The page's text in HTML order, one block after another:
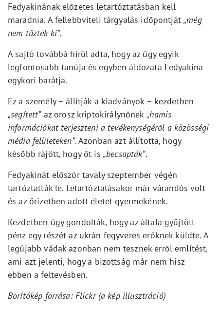
Fedyakinának előzetes letartóztatásban kell
maradnia. A fellebbviteli tárgyalás időpontját„még
nem tűzték ki”.
A sajtó továbbá hírül adta, hogy az ügy egyik
legfontosabb tanúja és egyben áldozata Fedyakina
egykori barátja.
Ez a személy – állítják a kiadványok – kezdetben
„segített”az orosz kriptokirálynőnek „hamis
információkat terjeszteni a tevékenységéről a közösségi
média felületeken”. Azonban azt állította, hogy
később rájött, hogy őt is „becsapták”.
Fedyakinát először tavaly szeptember végén
tartóztatták le. Letartóztatásakor már várandós volt
és az őrizetben adott életet gyermekének.
Kezdetben úgy gondolták, hogy az általa gyűjtött
pénz egy részét az ukrán fegyveres erőknek küldte. A
legújabb vádak azonban nem tesznek erről említést,
ami azt jelenti, hogy a bizottság már nem hisz
ebben a feltevésben.
Borítókép forrása: Flickr (a kép illusztráció)